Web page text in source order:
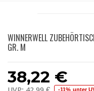
WINNERWELL
GR. M
38,22 €
-11% unter